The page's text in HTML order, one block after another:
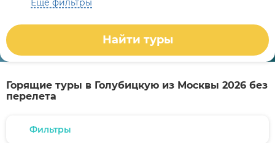
Ещё фильтры
Найти туры
Горящие туры в Голубицкую из Москвы 2026 без
перелета
Фильтры